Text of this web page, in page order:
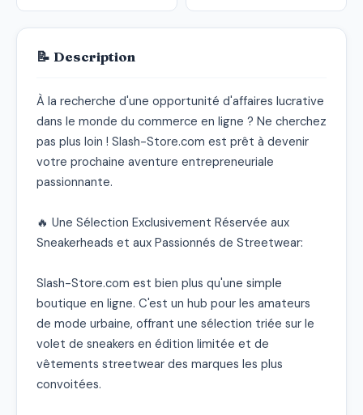
📝 Description
À la recherche d'une opportunité d'affaires lucrative
dans le monde du commerce en ligne ? Ne cherchez
pas plus loin ! Slash-Store.com est prêt à devenir
votre prochaine aventure entrepreneuriale
passionnante.
🔥 Une Sélection Exclusivement Réservée aux
Sneakerheads et aux Passionnés de Streetwear:
Slash-Store.com est bien plus qu'une simple
boutique en ligne. C'est un hub pour les amateurs
de mode urbaine, offrant une sélection triée sur le
volet de sneakers en édition limitée et de
vêtements streetwear des marques les plus
convoitées.